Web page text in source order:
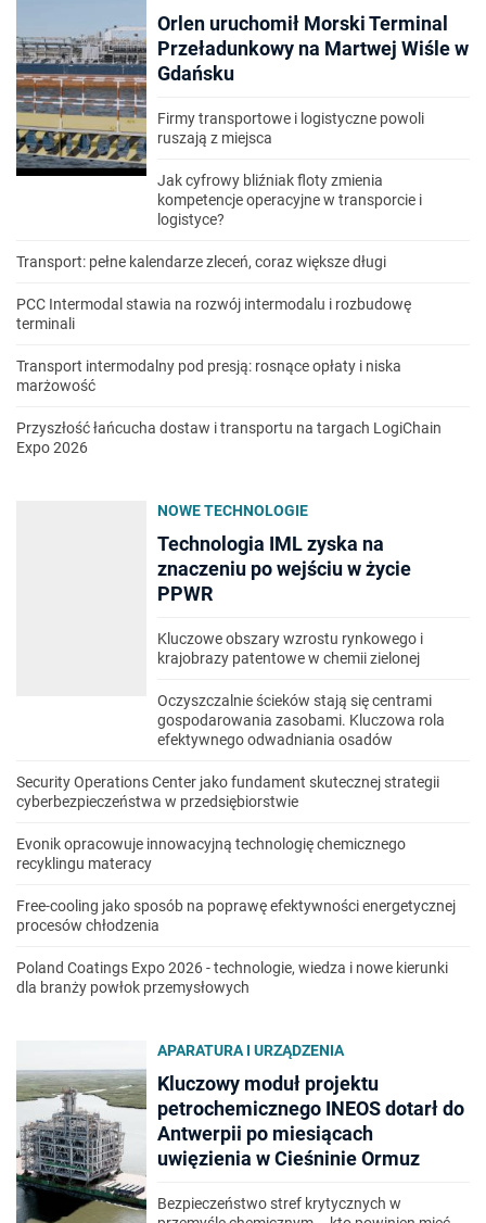
Orlen uruchomił Morski Terminal
Przeładunkowy na Martwej Wiśle w
Gdańsku
Firmy transportowe i logistyczne powoli
ruszają z miejsca
Jak cyfrowy bliźniak floty zmienia
kompetencje operacyjne w transporcie i
logistyce?
Transport: pełne kalendarze zleceń, coraz większe długi
PCC Intermodal stawia na rozwój intermodalu i rozbudowę
terminali
Transport intermodalny pod presją: rosnące opłaty i niska
marżowość
Przyszłość łańcucha dostaw i transportu na targach LogiChain
Expo 2026
NOWE TECHNOLOGIE
Technologia IML zyska na
znaczeniu po wejściu w życie
PPWR
Kluczowe obszary wzrostu rynkowego i
krajobrazy patentowe w chemii zielonej
Oczyszczalnie ścieków stają się centrami
gospodarowania zasobami. Kluczowa rola
efektywnego odwadniania osadów
Security Operations Center jako fundament skutecznej strategii
cyberbezpieczeństwa w przedsiębiorstwie
Evonik opracowuje innowacyjną technologię chemicznego
recyklingu materacy
Free-cooling jako sposób na poprawę efektywności energetycznej
procesów chłodzenia
Poland Coatings Expo 2026 - technologie, wiedza i nowe kierunki
dla branży powłok przemysłowych
APARATURA I URZĄDZENIA
Kluczowy moduł projektu
petrochemicznego INEOS dotarł do
Antwerpii po miesiącach
uwięzienia w Cieśninie Ormuz
Bezpieczeństwo stref krytycznych w